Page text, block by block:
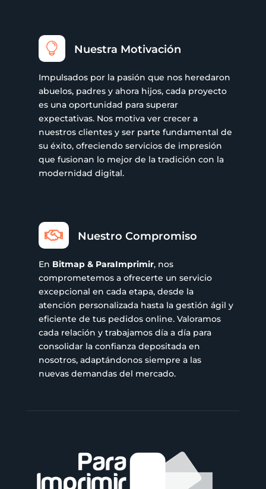
 Nuestra Motivación
Impulsados por la pasión que nos heredaron
abuelos, padres y ahora hijos, cada proyecto
es una oportunidad para superar
expectativas. Nos motiva ver crecer a
nuestros clientes y ser parte fundamental de
su éxito, ofreciendo servicios de impresión
que fusionan lo mejor de la tradición con la
modernidad digital.
 Nuestro Compromiso
En Bitmap & ParaImprimir, nos
comprometemos a ofrecerte un servicio
excepcional en cada etapa, desde la
atención personalizada hasta la gestión ágil y
eficiente de tus pedidos online. Valoramos
cada relación y trabajamos día a día para
consolidar la confianza depositada en
nosotros, adaptándonos siempre a las
nuevas demandas del mercado.